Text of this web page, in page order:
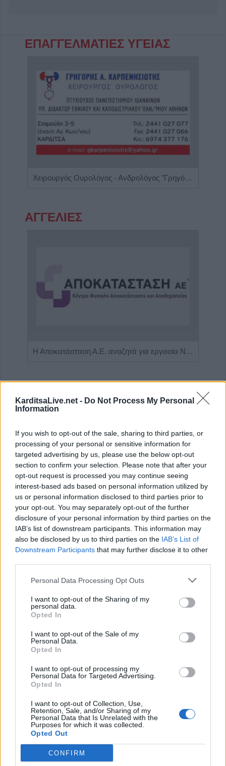
KarditsaLive.net - Do Not Process My Personal
Information
If you wish to opt-out of the sale, sharing to third parties, or
processing of your personal or sensitive information for
targeted advertising by us, please use the below opt-out
section to confirm your selection. Please note that after your
opt-out request is processed you may continue seeing
interest-based ads based on personal information utilized by
us or personal information disclosed to third parties prior to
your opt-out. You may separately opt-out of the further
disclosure of your personal information by third parties on the
IAB’s list of downstream participants. This information may
also be disclosed by us to third parties on the IAB’s List of
Downstream Participants that may further disclose it to other
Personal Data Processing Opt Outs
I want to opt-out of the Sharing of my
personal data.
Opted In
I want to opt-out of the Sale of my
Personal Data.
Opted In
I want to opt-out of processing my
Personal Data for Targeted Advertising.
Opted In
I want to opt-out of Collection, Use,
Retention, Sale, and/or Sharing of my
Personal Data that Is Unrelated with the
Purposes for which it was collected.
Opted Out
CONFIRM
ΕΠΑΓΓΕΛΜΑΤΙΕΣ ΥΓΕΙΑΣ
Χειρουργός Ουρολόγος - Ανδρολόγος "Γρηγόρης Α. Καρπενησιώτης"
ΑΓΓΕΛΙΕΣ
Η Αποκατάσταση Α.Ε. αναζητά για εργασία Νοσηλευτές και Βοηθούς Νοσηλευτές
ΤΕΛΕΥΤΑΙΑ ΝΕΑ
“Calimera” με “spitiko” και συνταγές όπως
παλιά…
5 Αυγούστου 2026, 23:58
Στη Σόφια θα ψάξει την πρόκριση ο
Παναθηναϊκός
Σύγκρουση μηχανής με αυτοκίνητο στη
Λάρισα – Στο νοσοκομείο ο οδηγός του
δικύκλου
5 Αυγούστου 2026, 22:45
Κεραυνός χτύπησε γήπεδο στην Ταϊλάνδη –
Νεκρός 24χρονος ποδοσφαιριστής
Εγκρίθηκε η προγραμματική σύμβαση για
την εκπόνηση της μελέτης ανακατασκευής
5 Αυγούστου 2026, 20:54
Κάηκε ολοσχερώς αυτοκίνητο στην περιοχή
του Μορφοβουνίου
5 Αυγούστου 2026, 20:50